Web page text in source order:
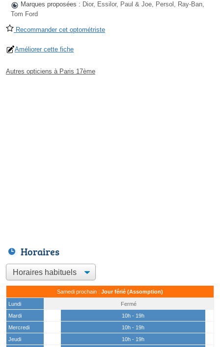
Marques proposées : Dior, Essilor, Paul & Joe, Persol, Ray-Ban,
Tom Ford
Recommander cet optométriste
Améliorer cette fiche
Autres opticiens à Paris 17ème
Horaires
Samedi prochain : Jour férié (Assomption)
Lundi
Fermé
Mardi
10h - 19h
Mercredi
10h - 19h
Jeudi
10h - 19h